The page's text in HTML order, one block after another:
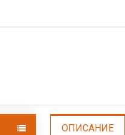
ОПИСАНИЕ